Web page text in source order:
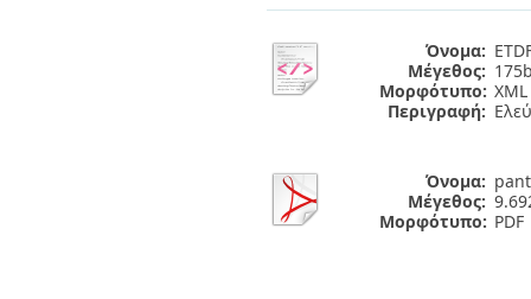
Όνομα:
Μέγεθος:
Μορφότυπο: XML
Περιγραφή:
Όνομα:
Μέγεθος:
Μορφότυπο: PDF